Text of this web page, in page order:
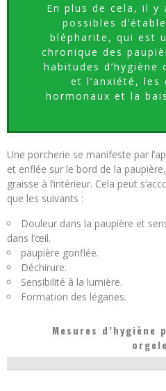
En plus de cela, il y
possibles
blépharite, qui est
chronique des
habitudes
et l’anxiété, les
hormonaux et la
Une porcherie se manifeste par
et enflée sur le bord de la
graisse à l’intérieur. Cela peut
que les suivants :
Douleur dans la paupière et
dans l’œil.
paupière gonflée.
Déchirure.
Sensibilité à la lumière.
Formation des léganes.
Mesures d’hygiène